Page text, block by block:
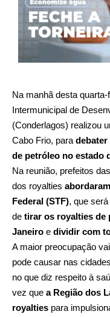
Na manhã desta
Intermunicipal de
(Conderlagos) realizou
Cabo Frio, para debater
de petróleo no estado
Na reunião, prefeitos
dos royalties
Federal (STF), que
de tirar os royalties de
Janeiro e dividir com
A maior preocupação
pode causar nas
no que diz respeito à
vez que a Região dos
royalties para